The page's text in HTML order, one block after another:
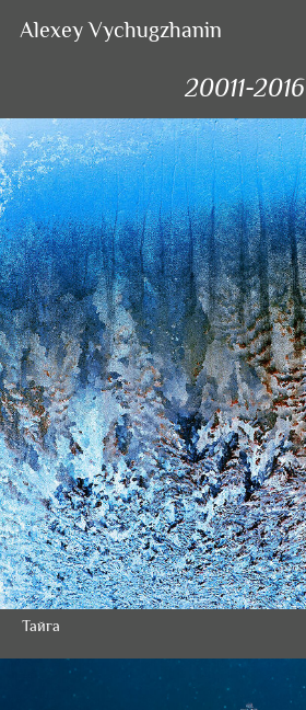
Alexey Vychugzhanin
20011-2016
Тайга